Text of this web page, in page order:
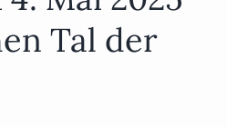
Tal der